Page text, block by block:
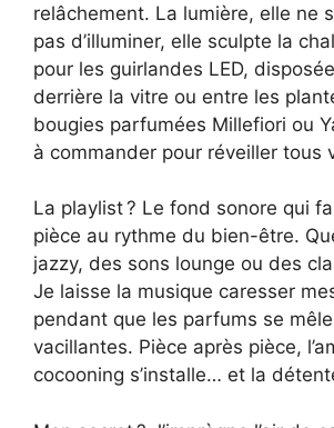
relâchement. La lumière, elle ne
pas d’illuminer, elle sculpte la
pour les guirlandes LED,
derrière la vitre ou entre les
bougies parfumées Millefiori ou
à commander pour réveiller tous
La playlist ? Le fond sonore qui
pièce au rythme du bien-être.
jazzy, des sons lounge ou des
Je laisse la musique caresser
pendant que les parfums se
vacillantes. Pièce après pièce,
cocooning s’installe… et la